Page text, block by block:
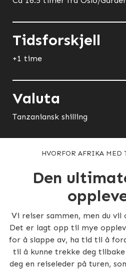
Tidsforskjell
+1 time
Valuta
Tanzaniansk shilling
HVORFOR AFRIKA MED
Den
Vi reiser sammen, men du vil
Det er lagt opp til mye
for å slappe av, ha tid til å
til å kunne trekke deg tilbake
deg en reiseleder på turen,